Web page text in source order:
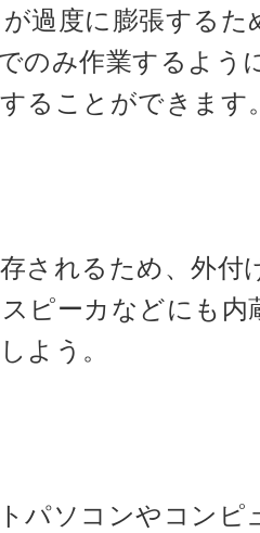
過度に膨張する
のみ作業するよう
ることができます。
されるため、外付
ピーカなどにも
よう。
パソコンやコンピ